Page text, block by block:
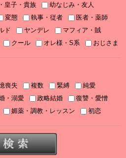
らせ
らせ
らせ
らせ
知らせ
皇子・貴族
幼なじみ・友人
変態 執事・従者
医者・薬師
ド ヤンデレ
マフィア・賊
クール オレ様・S系 おじさま
喪失 複数 緊縛
純愛
・溺愛 政略結婚
復讐・愛憎
媚薬・調教・レッスン 初恋